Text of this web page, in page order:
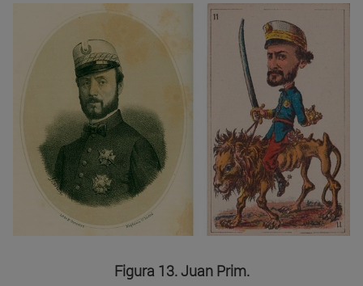
Figura 13. Juan Prim.